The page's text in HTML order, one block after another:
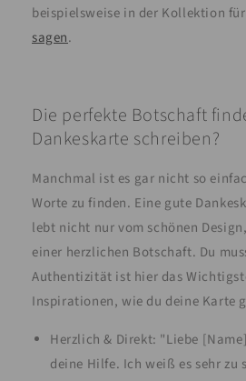
beispielsweise in der Kollektion
sagen.
Die perfekte Botschaft
Dankeskarte schreiben?
Manchmal ist es gar nicht so
Worte zu finden. Eine gute
lebt nicht nur vom schönen
einer herzlichen Botschaft. Du
Authentizität ist hier das
Inspirationen, wie du deine Karte
Herzlich & Direkt: "Liebe
deine Hilfe. Ich weiß es sehr zu